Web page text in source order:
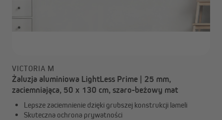
VICTORIA M
Żaluzja aluminiowa LightLess Prime | 25 mm,
zaciemniająca, 50 x 130 cm, szaro-beżowy mat
Lepsze zaciemnienie dzięki grubszej konstrukcji lameli
Skuteczna ochrona prywatności